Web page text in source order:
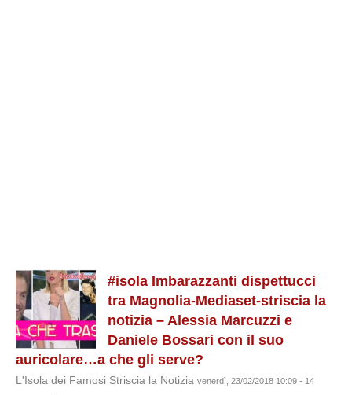
#isola Imbarazzanti dispettucci
tra Magnolia-Mediaset-striscia la
notizia – Alessia Marcuzzi e
Daniele Bossari con il suo
auricolare…a che gli serve?
L'Isola dei Famosi Striscia la Notizia venerdì, 23/02/2018 10:09 - 14